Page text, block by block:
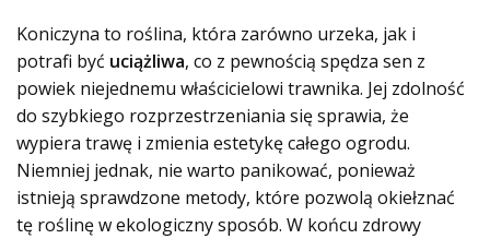
Koniczyna to roślina, która zarówno urzeka, jak i
potrafi być uciążliwa, co z pewnością spędza sen z
powiek niejednemu właścicielowi trawnika. Jej zdolność
do szybkiego rozprzestrzeniania się sprawia, że
wypiera trawę i zmienia estetykę całego ogrodu.
Niemniej jednak, nie warto panikować, ponieważ
istnieją sprawdzone metody, które pozwolą okiełznać
tę roślinę w ekologiczny sposób. W końcu zdrowy